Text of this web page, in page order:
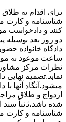
برای اقدام به
شناسنامه و کارت
کنند و دادخواست
دو روز بعد بوسیله
دادگاه خانواده
ساعت موعود به
نظرات مرکز
نماید.تصمیم
میشود.آنگاه آنها
ازدواج و طلاق
شده باشد،ثانیاً
شناسنامه و کارت